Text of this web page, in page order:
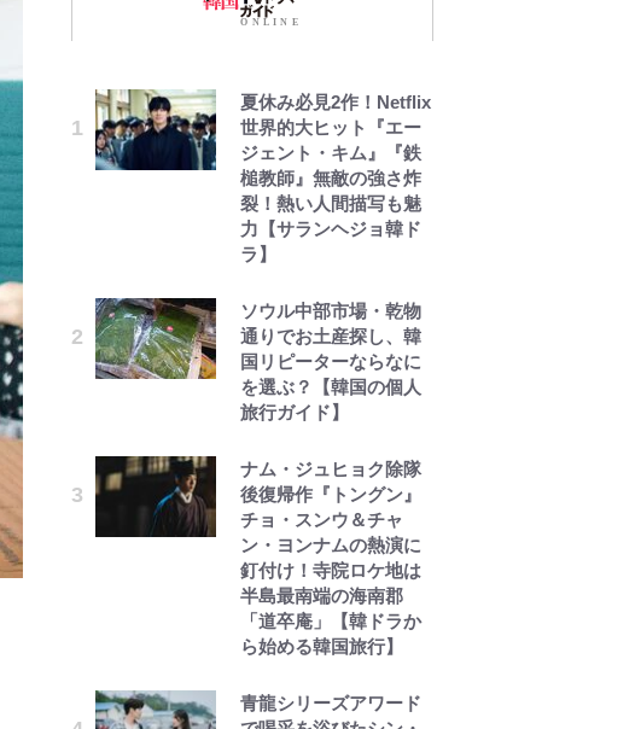
夏休み必見2作！Netflix
世界的大ヒット『エー
ジェント・キム』『鉄
槌教師』無敵の強さ炸
裂！熱い人間描写も魅
力【サランヘジョ韓ド
ラ】
ソウル中部市場・乾物
通りでお土産探し、韓
国リピーターならなに
を選ぶ？【韓国の個人
旅行ガイド】
ナム・ジュヒョク除隊
後復帰作『トングン』
チョ・スンウ＆チャ
ン・ヨンナムの熱演に
釘付け！寺院ロケ地は
半島最南端の海南郡
「道卒庵」【韓ドラか
ら始める韓国旅行】
青龍シリーズアワード